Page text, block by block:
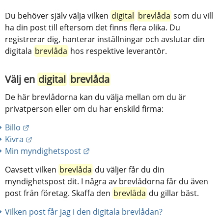
Du behöver själv välja vilken digital brevlåda som du vill
ha din post till eftersom det finns flera olika. Du
registrerar dig, hanterar inställningar och avslutar din
digitala brevlåda hos respektive leverantör.
Välj en digital brevlåda
De här brevlådorna kan du välja mellan om du är
privatperson eller om du har enskild firma:
Billo
Kivra
Min myndighetspost
Oavsett vilken brevlåda du väljer får du din
myndighetspost dit. I några av brevlådorna får du även
post från företag. Skaffa den brevlåda du gillar bäst.
Vilken post får jag i den digitala brevlådan?